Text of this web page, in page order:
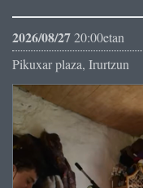
2026/08/2720:00etan
Pikuxar plaza, Irurtzun